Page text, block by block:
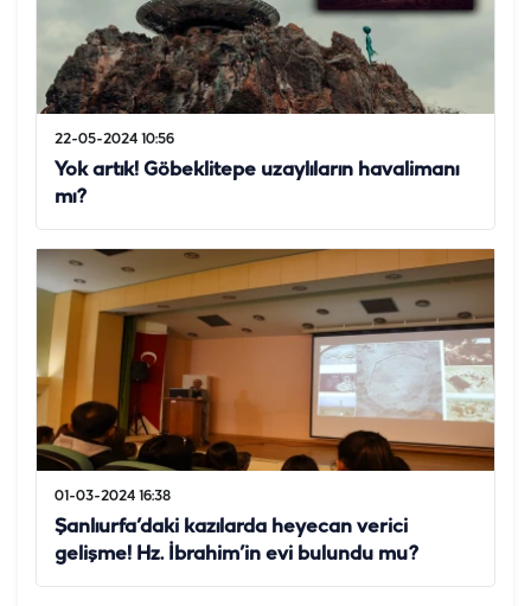
22-05-2024 10:56
Yok artık! Göbeklitepe uzaylıların havalimanı
mı?
01-03-2024 16:38
Şanlıurfa’daki kazılarda heyecan verici
gelişme! Hz. İbrahim’in evi bulundu mu?